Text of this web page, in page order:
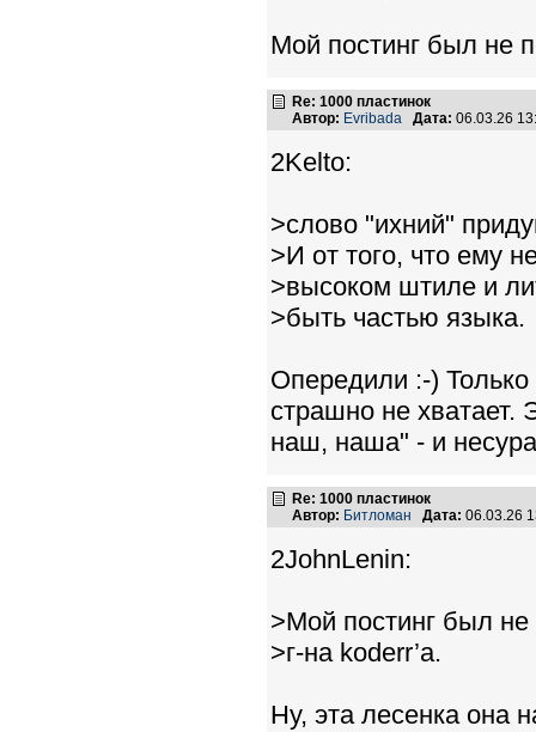
Мой постинг был не
Re: 1000 пластинок
Автор: Evribada Дата: 06.03.26
2Kelto:
>слово "ихний"
>И от того, что ему
>высоком штиле и
>быть частью языка.
Опередили :-) Только
страшно не хватает.
наш, наша" - и
Re: 1000 пластинок
Автор: Битломан Дата: 06.03.26
2JohnLenin:
>Мой постинг был
>г-на koderr’а.
Ну, эта лесенка она